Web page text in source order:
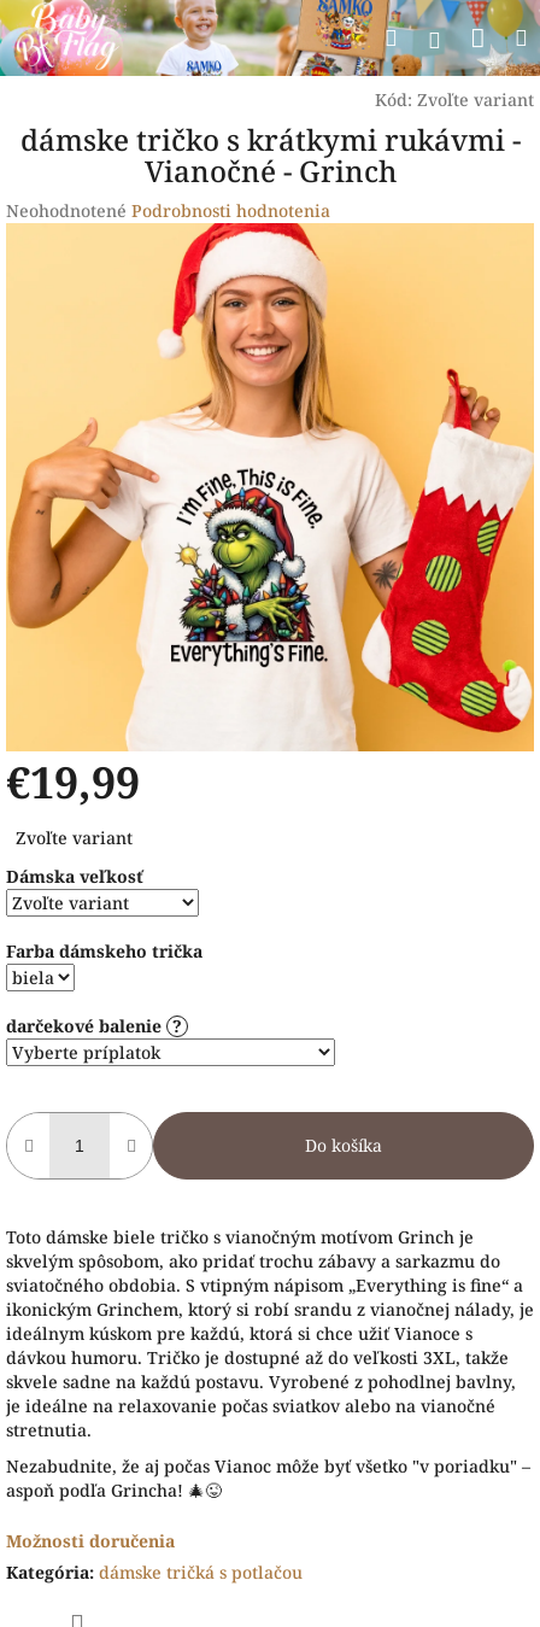
Prejsť
na
obsah
Hľadať
Kód: Zvoľte variant
dámske tričko s krátkymi rukávmi -
Vianočné - Grinch
Priemerné
Neohodnotené Podrobnosti hodnotenia
€19,99
cena:
Zvoľte variant
Dámska veľkosť
Farba dámskeho trička
darčekové balenie ?
Do košíka
Toto dámske biele tričko s vianočným motívom Grinch je
skvelým spôsobom, ako pridať trochu zábavy a sarkazmu do
sviatočného obdobia. S vtipným nápisom „Everything is fine“ a
ikonickým Grinchem, ktorý si robí srandu z vianočnej nálady, je
ideálnym kúskom pre každú, ktorá si chce užiť Vianoce s
dávkou humoru. Tričko je dostupné až do veľkosti 3XL, takže
skvele sadne na každú postavu. Vyrobené z pohodlnej bavlny,
je ideálne na relaxovanie počas sviatkov alebo na vianočné
stretnutia.
Nezabudnite, že aj počas Vianoc môže byť všetko "v poriadku" –
aspoň podľa Grincha! 🎄😜
Možnosti doručenia
Kategória: dámske tričká s potlačou